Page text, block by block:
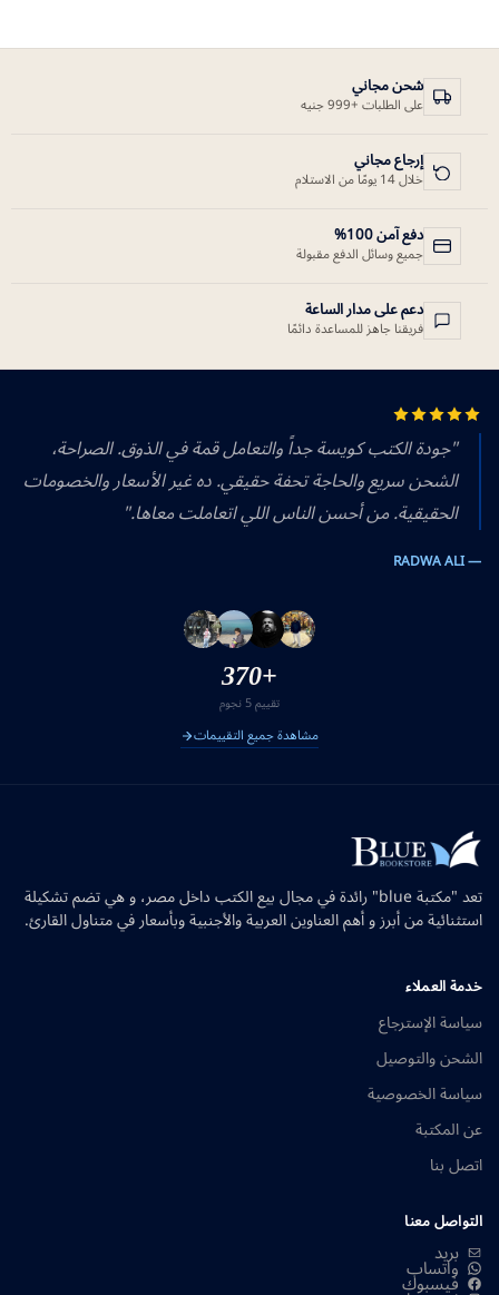
شحن مجاني
على الطلبات +999 جنيه
إرجاع مجاني
خلال 14 يومًا من الاستلام
دفع آمن 100%
جميع وسائل الدفع مقبولة
دعم على مدار الساعة
فريقنا جاهز للمساعدة دائمًا
"جودة الكتب كويسة جداً والتعامل قمة في الذوق. الصراحة،
الشحن سريع والحاجة تحفة حقيقي. ده غير الأسعار والخصومات
الحقيقية. من أحسن الناس اللي اتعاملت معاها."
— RADWA ALI
+370
تقييم 5 نجوم
مشاهدة جميع التقييمات
تعد "مكتبة blue" رائدة في مجال بيع الكتب داخل مصر، و هي تضم تشكيلة
استثنائية من أبرز و أهم العناوين العربية والأجنبية وبأسعار في متناول القارئ.
خدمة العملاء
سياسة الإسترجاع
الشحن والتوصيل
سياسة الخصوصية
عن المكتبة
اتصل بنا
التواصل معنا
بريد
واتساب
فيسبوك